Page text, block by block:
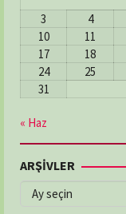
3
4
10
11
17
18
24
25
31
« Haz
ARŞİVLER
ARŞİVLER